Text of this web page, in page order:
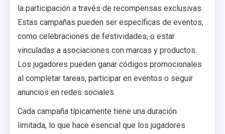
la participación a través de recompensas exclusivas.
Estas campañas pueden ser específicas de eventos,
como celebraciones de festividades, o estar
vinculadas a asociaciones con marcas y productos.
Los jugadores pueden ganar códigos promocionales
al completar tareas, participar en eventos o seguir
anuncios en redes sociales.
Cada campaña típicamente tiene una duración
limitada, lo que hace esencial que los jugadores